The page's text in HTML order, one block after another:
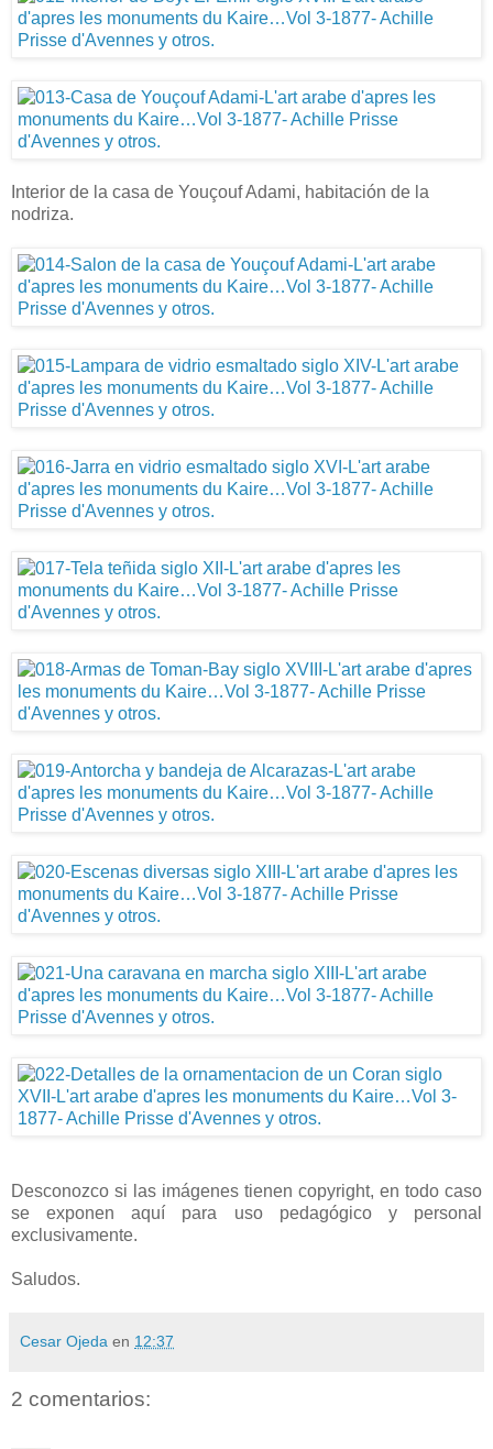
Interior de la casa de Youçouf Adami, habitación de la
nodriza.
Desconozco si las imágenes tienen copyright, en todo caso
se exponen aquí para uso pedagógico y personal
exclusivamente.
Saludos.
Cesar Ojeda en 12:37
2 comentarios: